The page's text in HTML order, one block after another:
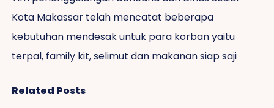
Kota Makassar telah mencatat beberapa
kebutuhan mendesak untuk para korban yaitu
terpal, family kit, selimut dan makanan siap saji
Related Posts